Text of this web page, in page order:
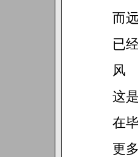
而
已
风
这
在
更